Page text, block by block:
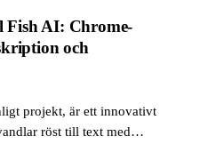
Fish AI: Chrome-
och
projekt, är ett innovativt
röst till text med